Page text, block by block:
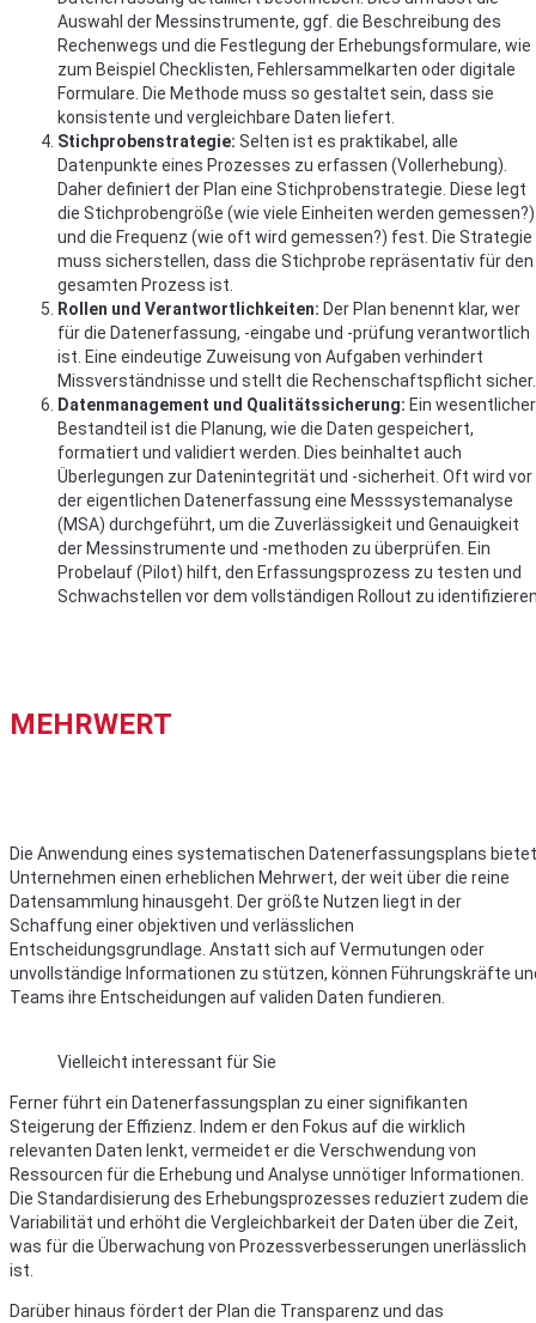
Auswahl der Messinstrumente, ggf. die Beschreibung des
Rechenwegs und die Festlegung der Erhebungsformulare, wie
zum Beispiel Checklisten, Fehlersammelkarten oder digitale
Formulare. Die Methode muss so gestaltet sein, dass sie
konsistente und vergleichbare Daten liefert.
Stichprobenstrategie: Selten ist es praktikabel, alle
Datenpunkte eines Prozesses zu erfassen (Vollerhebung).
Daher definiert der Plan eine Stichprobenstrategie. Diese legt
die Stichprobengröße (wie viele Einheiten werden gemessen?)
und die Frequenz (wie oft wird gemessen?) fest. Die Strategie
muss sicherstellen, dass die Stichprobe repräsentativ für den
gesamten Prozess ist.
Rollen und Verantwortlichkeiten: Der Plan benennt klar, wer
für die Datenerfassung, -eingabe und -prüfung verantwortlich
ist. Eine eindeutige Zuweisung von Aufgaben verhindert
Missverständnisse und stellt die Rechenschaftspflicht sicher.
Datenmanagement und Qualitätssicherung: Ein wesentlicher
Bestandteil ist die Planung, wie die Daten gespeichert,
formatiert und validiert werden. Dies beinhaltet auch
Überlegungen zur Datenintegrität und -sicherheit. Oft wird vor
der eigentlichen Datenerfassung eine Messsystemanalyse
(MSA) durchgeführt, um die Zuverlässigkeit und Genauigkeit
der Messinstrumente und -methoden zu überprüfen. Ein
Probelauf (Pilot) hilft, den Erfassungsprozess zu testen und
Schwachstellen vor dem vollständigen Rollout zu
MEHRWERT
Die Anwendung eines systematischen Datenerfassungsplans bietet
Unternehmen einen erheblichen Mehrwert, der weit über die reine
Datensammlung hinausgeht. Der größte Nutzen liegt in der
Schaffung einer objektiven und verlässlichen
Entscheidungsgrundlage. Anstatt sich auf Vermutungen oder
unvollständige Informationen zu stützen, können Führungskräfte
Teams ihre Entscheidungen auf validen Daten fundieren.
Vielleicht interessant für Sie
Ferner führt ein Datenerfassungsplan zu einer signifikanten
Steigerung der Effizienz. Indem er den Fokus auf die wirklich
relevanten Daten lenkt, vermeidet er die Verschwendung von
Ressourcen für die Erhebung und Analyse unnötiger Informationen.
Die Standardisierung des Erhebungsprozesses reduziert zudem die
Variabilität und erhöht die Vergleichbarkeit der Daten über die Zeit,
was für die Überwachung von Prozessverbesserungen unerlässlich
ist.
Darüber hinaus fördert der Plan die Transparenz und das